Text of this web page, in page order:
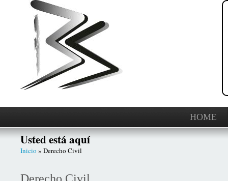
HOME
Usted está aquí
Inicio » Derecho Civil